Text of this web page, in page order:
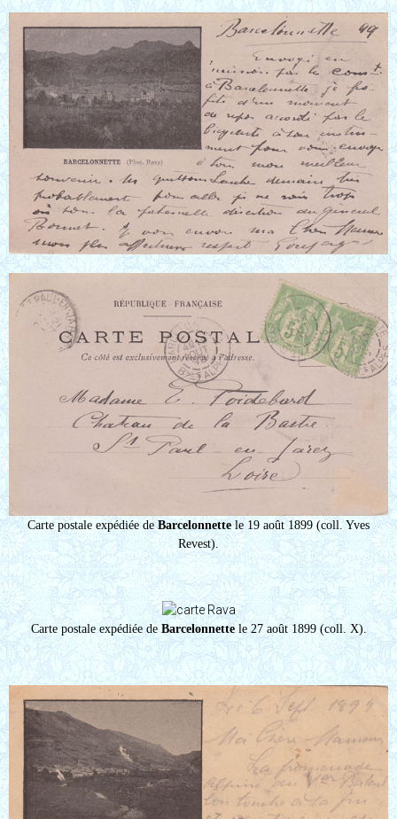
Carte postale expédiée deBarcelonnettele 19 août 1899 (coll. Yves
Revest).
Carte postale expédiée de Barcelonnettele 27 août 1899 (coll. X).